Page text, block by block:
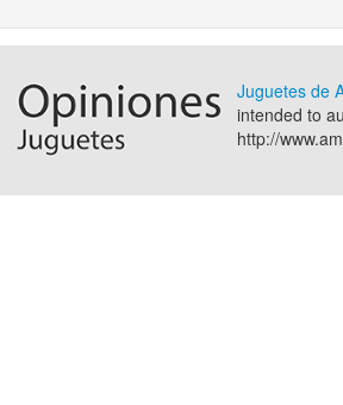
Juguetes de
intended to
http://